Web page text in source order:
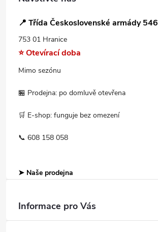
📍 Třída Československé armády 546
753 01 Hranice
⭐ Otevírací doba
Mimo sezónu
🏪 Prodejna: po domluvě otevřena
🛒 E-shop: funguje bez omezení
📞 608 158 058
➤ Naše prodejna
Informace pro Vás